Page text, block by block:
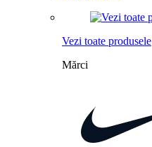
Vezi toate produsele
Mărci